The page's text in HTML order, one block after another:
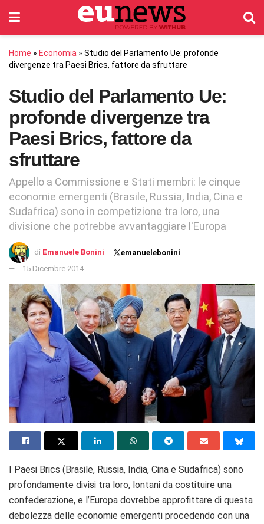
Home » Economia » Studio del Parlamento Ue: profonde
divergenze tra Paesi Brics, fattore da sfruttare
Studio del Parlamento Ue:
profonde divergenze tra
Paesi Brics, fattore da
sfruttare
Appello a Commissione e Stati membri: le cinque
economie emergenti (Brasile, Russia, India, Cina e
Sudafrica) sono in competizione tra loro, una
divisione che potrebbe avvantaggiare l'Europa
di Emanuele Bonini
emanuelebonini
15 Dicembre 2014
I Paesi Brics (Brasile, Russia, India, Cina e Sudafrica) sono
profondamente divisi tra loro, lontani da costituire una
confederazione, e l’Europa dovrebbe approfittare di questa
debolezza delle economie emergenti procedendo con una